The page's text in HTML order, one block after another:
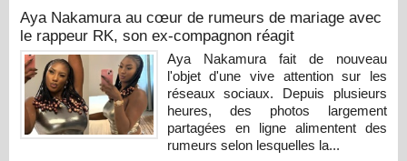
Aya Nakamura au cœur de rumeurs de mariage avec
le rappeur RK, son ex-compagnon réagit
Aya Nakamura fait de nouveau
l'objet d'une vive attention sur les
réseaux sociaux. Depuis plusieurs
heures, des photos largement
partagées en ligne alimentent des
rumeurs selon lesquelles la...